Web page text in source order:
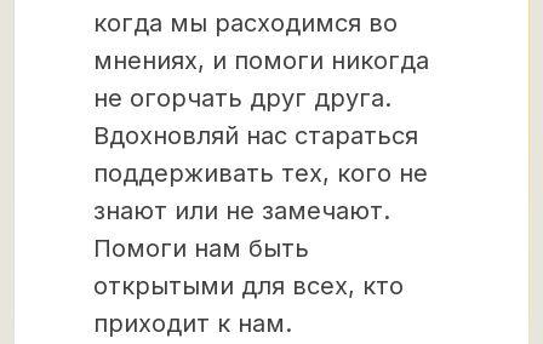
когда мы расходимся во
мнениях, и помоги никогда
не огорчать друг друга.
Вдохновляй нас стараться
поддерживать тех, кого не
знают или не замечают.
Помоги нам быть
открытыми для всех, кто
приходит к нам.